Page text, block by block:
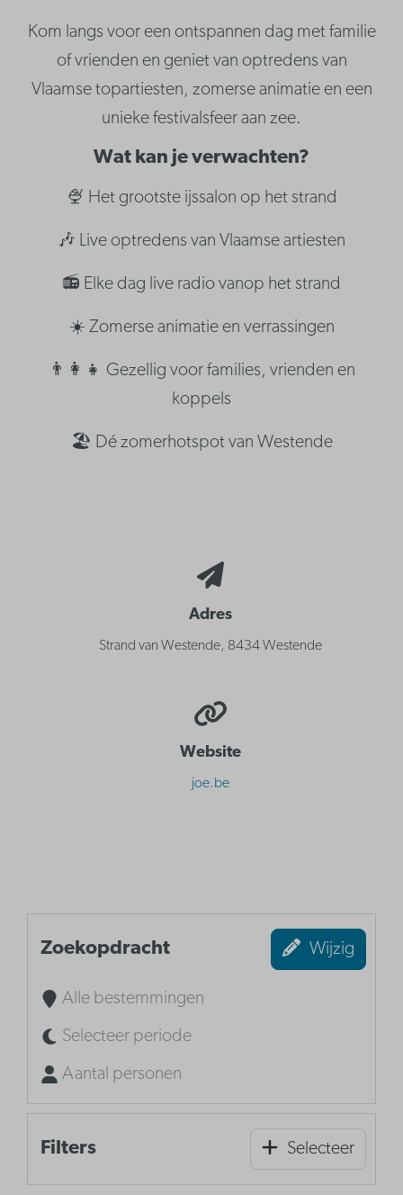
Kom langs voor een ontspannen dag met familie
of vrienden en geniet van optredens van
Vlaamse topartiesten, zomerse animatie en een
unieke festivalsfeer aan zee.
Wat kan je verwachten?
🍨 Het grootste ijssalon op het strand
🎶 Live optredens van Vlaamse artiesten
📻 Elke dag live radio vanop het strand
☀️ Zomerse animatie en verrassingen
👨‍👩‍👧 Gezellig voor families, vrienden en
koppels
🏖️ Dé zomerhotspot van Westende
Adres
Strand van Westende, 8434 Westende
Website
joe.be
Zoekopdracht Wijzig
Alle bestemmingen
Selecteer periode
Aantal personen
Filters Selecteer